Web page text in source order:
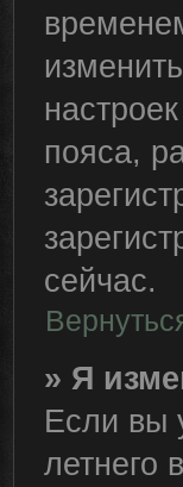
пояса,
сейчас.
» Я
Если вы
летнего